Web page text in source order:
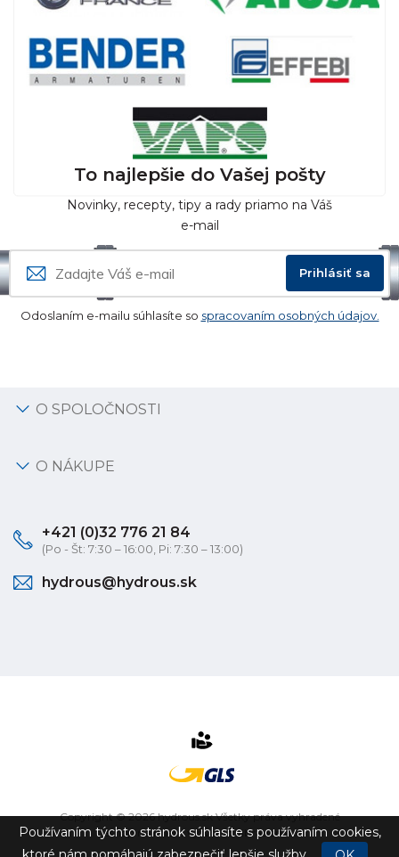
To najlepšie do Vašej pošty
Novinky, recepty, tipy a rady priamo na Váš
e-mail
Prihlásiť sa
Odoslaním e-mailu súhlasíte so spracovaním osobných údajov.
O SPOLOČNOSTI
O NÁKUPE
+421 (0)32 776 21 84
(Po - Št: 7:30 – 16:00, Pi: 7:30 – 13:00)
hydrous@hydrous.sk
Copyright © 2026 hydrous.sk Všetky práva vyhradené
eshop na mieruvytvorilovibration.sk
Používaním týchto stránok súhlasíte s používaním cookies,